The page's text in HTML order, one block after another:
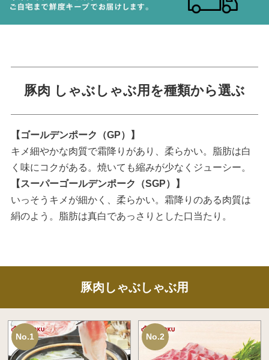
豚肉 しゃぶしゃぶ用を種類から選ぶ
【ゴールデンポーク（GP）】
キメ細やかな肉質で霜降りがあり、柔らかい。脂肪は白
く味にコクがある。焼いても縮みが少なくジューシー。
【スーパーゴールデンポーク（SGP）】
いっそうキメが細かく、柔らかい。霜降りのある肉質は
絹のよう。脂肪は真白であっさりとした口当たり。
豚肉しゃぶしゃぶ用
No.1 No.2